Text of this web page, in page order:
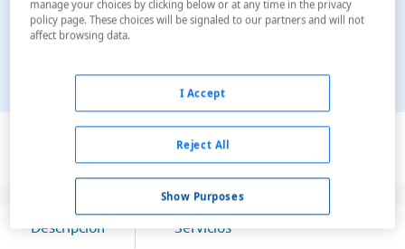
Descripción Servicios
manage your choices by clicking below or at any time in the privacy
policy page. These choices will be signaled to our partners and will not
affect browsing data.
Show Purposes
Reject All
I Accept